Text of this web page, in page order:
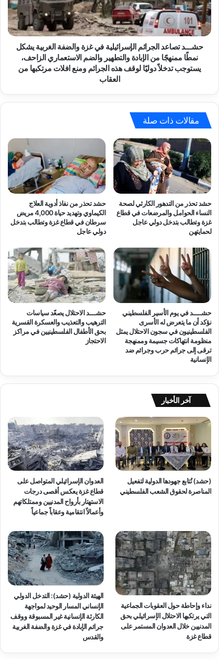
ع
ن
ا
ل
إ
د
ة
و
ت
ق
و
ض
س
س
ا
ن
ظ
ا
م
ل
د
و
ل
ي
د
ت
ص
ا
ر
م
ا
ل
إ
س
ر
ا
ي
ل
ي
ف
ي
غ
ز
و
ا
ل
ض
ف
ة
ا
ل
غ
ر
ب
ي
ة
ش
ك
ل
ن
م
م
ن
ه
جً
ا
م
ن
ا
ل
إ
ب
د
حشـــد تصاعد الجرائم الإسرائيلية في غزة والضفة الغربية يشكل
نمطًا ممنهجًا من الإبادة والتطهير والضم الاستعماري الزاحف،
يستوجب تدخلاً دوليًا لوقف هذه الجرائم ومنع افلات مرتكبها من
العقاب
مقالات ذات صلة
حشد تحذر من التدهور الكارثي لصحة
النساء الحوامل والمرضعات في قطاع
غزة وتطالب بتدخل دولي عاجل
لحمايتهن
حشد تحذر من نفاذ أدوية العلاج
الكيماوي وتهديد حياة 4,000 مريض
سرطان في قطاع غزة وتطالب بتدخل
دولي عاجل
حشـــــد في يوم الأسير الفلسطيني
نؤكد أن ما يتعرض له الأسرى
الفلسطينيون في سجون الاحتلال يمثل
منظومة انتهاكات جسيمة وممنهجة
ترقى إلى جرائم حرب وجرائم ضد
الإنسانية
حشــــد الاحتلال يصعّد سياسات
الترهيب والتعذيب والعسكرة القسرية
بحق الأطفال الفلسطينيين في مراكز
الاحتجاز
آخر الأخبار
(حشد) تُتابع جهودها الدولية لتفعيل
المناصرة لحقوق الشعب الفلسطيني
العدوان الإسرائيلي المتواصل على
قطاع غزة يعكس أقصى درجات
الاستهتار بأرواح المدنيين وممتلكاتهم
وأعمالاً انتقامية وعقاباً جماعياً
نداء وإحاطة حول العقوبات الجماعية
التي يرتكبها الاحتلال الإسرائيلي بحق
المدنيين خلال العدوان المستمر على
قطاع غزة
الهيئة الدولية (حشد): التدخل الدولي
الإنساني المسار الوحيد لمواجهة
الكارثة الإنسانية غير المسبوقة ووقف
جرائم الإبادة في غزة والضفة الغربية
والقدس